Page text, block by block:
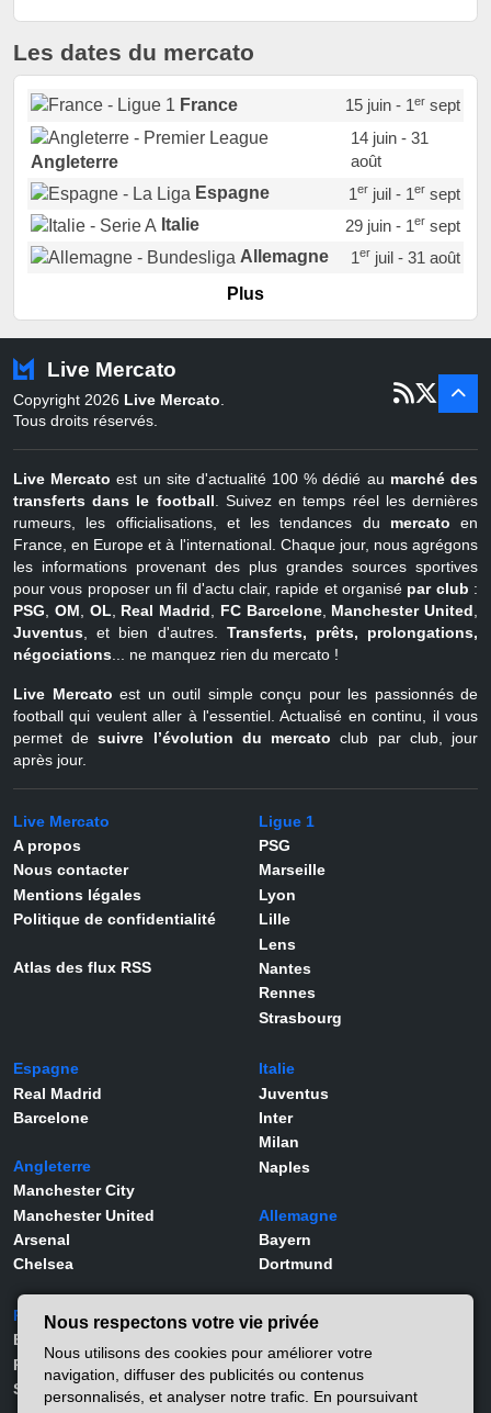
Les dates du mercato
France 15 juin - 1ersept
Angleterre
14 juin - 31
août
Espagne
1erjuil - 1ersept
Italie
29 juin - 1ersept
Allemagne
1erjuil - 31 août
Portugal
Pays-Bas
22 juin - 2 sept
Belgique
juil - 31
Plus
Live Mercato
Copyright 2026 Live Mercato.
Tous droits réservés.
Live Mercato est un site d'actualité 100 % dédié au marché des
transferts dans le football. Suivez en temps réel les dernières
rumeurs, les officialisations, et les tendances du mercato en
France, en Europe et à l'international. Chaque jour, nous agrégons
les informations provenant des plus grandes sources sportives
pour vous proposer un fil d'actu clair, rapide et organisé par club :
PSG, OM, OL, Real Madrid, FC Barcelone, Manchester United,
Juventus, et bien d'autres. Transferts, prêts, prolongations,
négociations... ne manquez rien du mercato !
Live Mercato est un outil simple conçu pour les passionnés de
football qui veulent aller à l'essentiel. Actualisé en continu, il vous
permet desuivre l’évolution du mercato club par club, jour
après jour.
Live Mercato
A propos
Nous contacter
Mentions légales
Politique de confidentialité
Atlas des flux RSS
Ligue 1
PSG
Marseille
Lyon
Lille
Lens
Nantes
Rennes
Strasbourg
Espagne
Real Madrid
Barcelone
Angleterre
Manchester City
Manchester United
Arsenal
Chelsea
Italie
Juventus
Inter
Milan
Naples
Allemagne
Bayern
Dortmund
Portugal
Benfica
Porto
Sporting
Joueurs
Rodrygo
Nous respectons votre vie privée
Nous utilisons des cookies pour améliorer votre
navigation, diffuser des publicités ou contenus
personnalisés, et analyser notre trafic. En poursuivant